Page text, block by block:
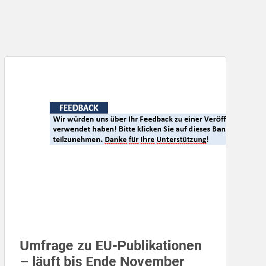
Umfrage zu EU-Publikationen
– läuft bis Ende November